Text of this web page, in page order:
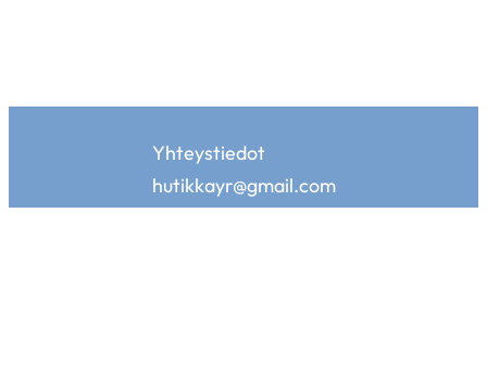
Yhteystiedot
hutikkayr@gmail.com